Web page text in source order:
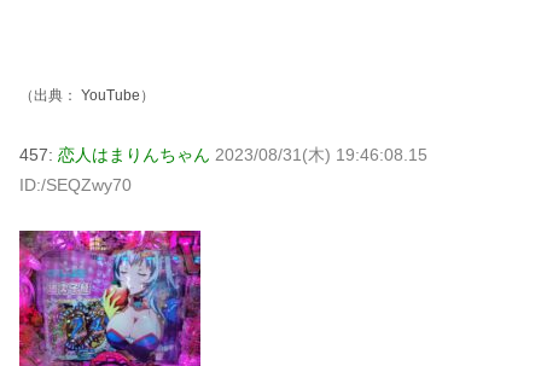
（出典： YouTube ）
457: 恋人はまりんちゃん 2023/08/31(木) 19:46:08.15
ID:/SEQZwy70